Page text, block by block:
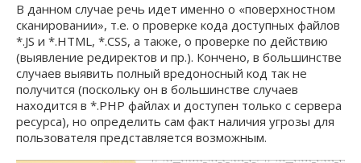
В данном случае речь идет именно о «поверхностном
сканировании», т.е. о проверке кода доступных файлов
*.JS и *.HTML, *.CSS, а также, о проверке по действию
(выявление редиректов и пр.). Кончено, в большинстве
случаев выявить полный вредоносный код так не
получится (поскольку он в большинстве случаев
находится в *.PHP файлах и доступен только с сервера
ресурса), но определить сам факт наличия угрозы для
пользователя представляется возможным.